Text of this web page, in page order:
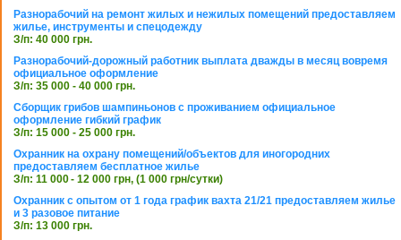
Разнорабочий на ремонт жилых и нежилых помещений предоставляем
жилье, инструменты и спецодежду
З/п: 40 000 грн.
Разнорабочий-дорожный работник выплата дважды в месяц вовремя
официальное оформление
З/п: 35 000 - 40 000 грн.
Сборщик грибов шампиньонов с проживанием официальное
оформление гибкий график
З/п: 15 000 - 25 000 грн.
Охранник на охрану помещений/объектов для иногородних
предоставляем бесплатное жилье
З/п: 11 000 - 12 000 грн, (1 000 грн/сутки)
Охранник с опытом от 1 года график вахта 21/21 предоставляем жилье
и 3 разовое питание
З/п: 13 000 грн.